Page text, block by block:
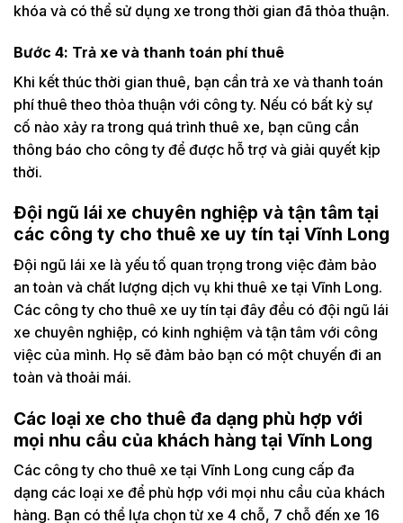
khóa và có thể sử dụng xe trong thời gian đã thỏa thuận.
Bước 4: Trả xe và thanh toán phí thuê
Khi kết thúc thời gian thuê, bạn cần trả xe và thanh toán
phí thuê theo thỏa thuận với công ty. Nếu có bất kỳ sự
cố nào xảy ra trong quá trình thuê xe, bạn cũng cần
thông báo cho công ty để được hỗ trợ và giải quyết kịp
thời.
Đội ngũ lái xe chuyên nghiệp và tận tâm tại
các công ty cho thuê xe uy tín tại Vĩnh Long
Đội ngũ lái xe là yếu tố quan trọng trong việc đảm bảo
an toàn và chất lượng dịch vụ khi thuê xe tại Vĩnh Long.
Các công ty cho thuê xe uy tín tại đây đều có đội ngũ lái
xe chuyên nghiệp, có kinh nghiệm và tận tâm với công
việc của mình. Họ sẽ đảm bảo bạn có một chuyến đi an
toàn và thoải mái.
Các loại xe cho thuê đa dạng phù hợp với
mọi nhu cầu của khách hàng tại Vĩnh Long
Các công ty cho thuê xe tại Vĩnh Long cung cấp đa
dạng các loại xe để phù hợp với mọi nhu cầu của khách
hàng. Bạn có thể lựa chọn từ xe 4 chỗ, 7 chỗ đến xe 16